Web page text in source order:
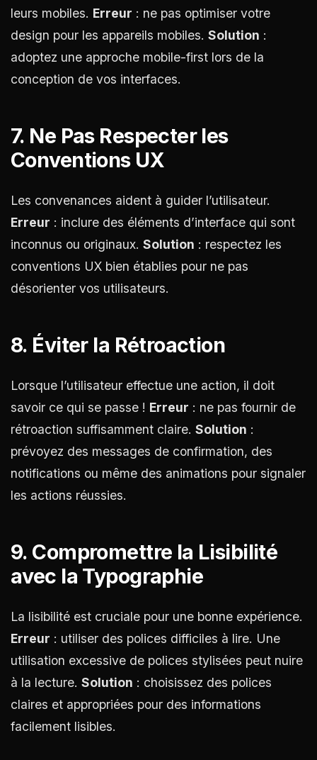
leurs mobiles. Erreur : ne pas optimiser votre
design pour les appareils mobiles. Solution :
adoptez une approche mobile-first lors de la
conception de vos interfaces.
7. Ne Pas Respecter les
Conventions UX
Les convenances aident à guider l’utilisateur.
Erreur : inclure des éléments d’interface qui sont
inconnus ou originaux. Solution : respectez les
conventions UX bien établies pour ne pas
désorienter vos utilisateurs.
8. Éviter la Rétroaction
Lorsque l’utilisateur effectue une action, il doit
savoir ce qui se passe ! Erreur : ne pas fournir de
rétroaction suffisamment claire. Solution :
prévoyez des messages de confirmation, des
notifications ou même des animations pour signaler
les actions réussies.
9. Compromettre la Lisibilité
avec la Typographie
La lisibilité est cruciale pour une bonne expérience.
Erreur : utiliser des polices difficiles à lire. Une
utilisation excessive de polices stylisées peut nuire
à la lecture. Solution : choisissez des polices
claires et appropriées pour des informations
facilement lisibles.